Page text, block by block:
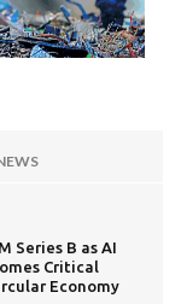
Series B as AI
Critical
Economy